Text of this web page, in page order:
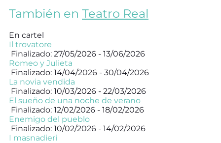
También en Teatro Real
En cartel
Il trovatore
Finalizado: 27/05/2026 - 13/06/2026
Romeo y Julieta
Finalizado: 14/04/2026 - 30/04/2026
La novia vendida
Finalizado: 10/03/2026 - 22/03/2026
El sueño de una noche de verano
Finalizado: 12/02/2026 - 18/02/2026
Enemigo del pueblo
Finalizado: 10/02/2026 - 14/02/2026
I masnadieri